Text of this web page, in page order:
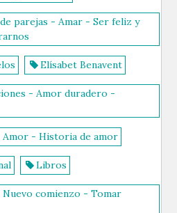
parejas - Amar - Ser feliz y
Elísabet Benavent
- Amor duradero -
- Historia de amor
Libros
comienzo - Tomar